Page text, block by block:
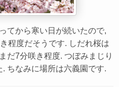
てから寒い日が続いたので,
程度だそうです. しだれ桜は
だ7分咲き程度. つぼみまじり
ちなみに場所は六義園です.